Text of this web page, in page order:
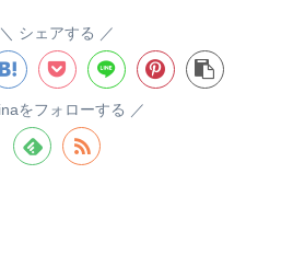
シェアする
をフォローする